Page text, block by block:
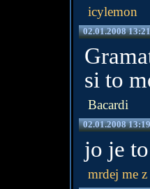
icylemon
02.01.2008
si to
Bacardi
02.01.2008
jo je
mrdej me